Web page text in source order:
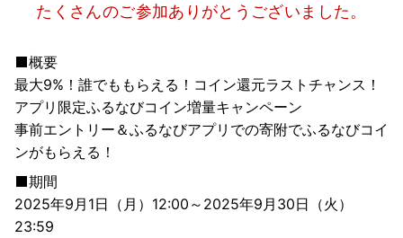
たくさんのご参加ありがとうございました。
概要
最大9%！誰でももらえる！コイン還元ラストチャンス！
アプリ限定ふるなびコイン増量キャンペーン
事前エントリー＆ふるなびアプリでの寄附でふるなびコイ
ンがもらえる！
期間
2025年9月1日（月）12:00～2025年9月30日（火）
23:59